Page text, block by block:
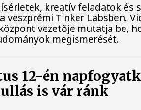
kreatív feladatok és
veszprémi Tinker Labsben.
vezetője mutatja be,
megismerését.
12-én
is vár ránk